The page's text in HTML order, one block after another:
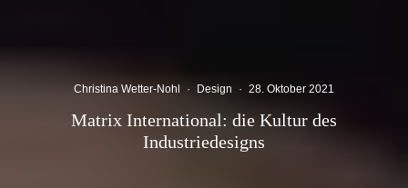
Christina Wetter-Nohl · Design · 28. Oktober 2021
Matrix International: die Kultur des
Industriedesigns